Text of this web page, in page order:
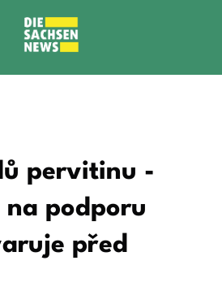
pervitinu -
na podporu
před